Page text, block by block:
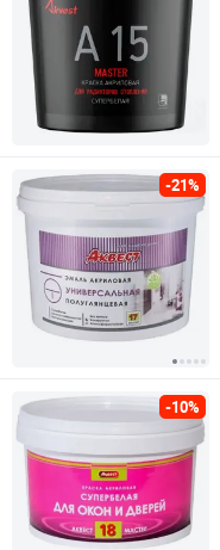
-21%
-10%